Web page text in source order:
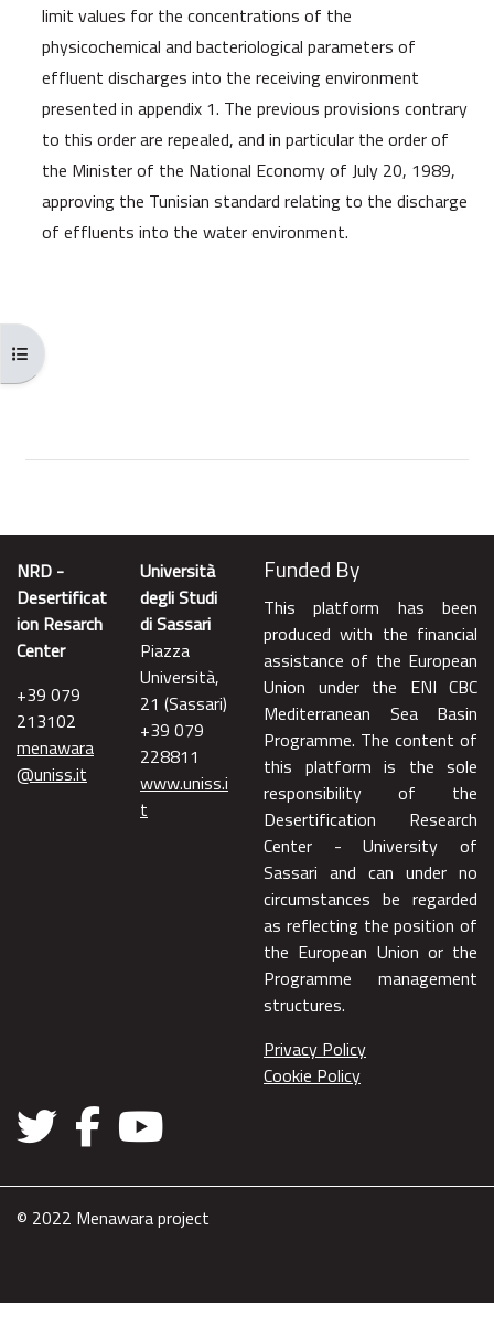
Ouvrir l’index du cours
limit values for the concentrations of the
physicochemical and bacteriological parameters of
effluent discharges into the receiving environment
presented in appendix 1. The previous provisions contrary
to this order are repealed, and in particular the order of
the Minister of the National Economy of July 20, 1989,
approving the Tunisian standard relating to the discharge
of effluents into the water environment.
NRD -
Desertificat
ion Resarch
Center
+39 079
213102
menawara
@uniss.it
Università
degli Studi
di Sassari
Piazza
Università,
21 (Sassari)
+39 079
228811
www.uniss.i
t
Funded By
This platform has been
produced with the financial
assistance of the European
Union under the ENI CBC
Mediterranean Sea Basin
Programme. The content of
this platform is the sole
responsibility of the
Desertification Research
Center - University of
Sassari and can under no
circumstances be regarded
as reflecting the position of
the European Union or the
Programme management
structures.
Privacy Policy
Cookie Policy
© 2022 Menawara project